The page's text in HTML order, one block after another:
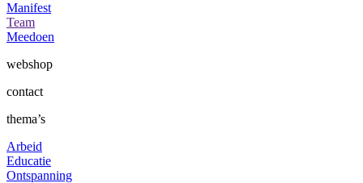
Manifest
Team
Meedoen
webshop
contact
thema’s
Arbeid
Educatie
Ontspanning